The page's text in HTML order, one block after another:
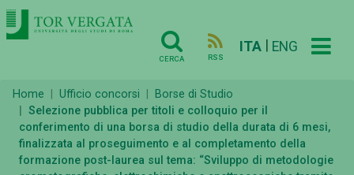
CERCA RSS
ITA ENG
Home Ufficio concorsi
Borse di Studio
Selezione pubblica per titoli e colloquio per il
conferimento di una borsa di studio della durata di 6 mesi,
finalizzata al proseguimento e al completamento della
formazione post-laurea sul tema: “Sviluppo di metodologie